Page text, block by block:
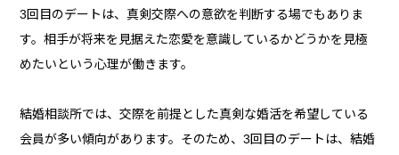
3回目のデートは、真剣交際への意欲を判断する場でもありま
す。相手が将来を見据えた恋愛を意識しているかどうかを見極
めたいという心理が働きます。
結婚相談所では、交際を前提とした真剣な婚活を希望している
会員が多い傾向があります。そのため、3回目のデートは、結婚